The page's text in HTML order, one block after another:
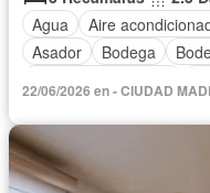
Agua
Aire
Asador
Bodega
Electricidad
Jacuzzi
22/06/2026 en - CIUDAD